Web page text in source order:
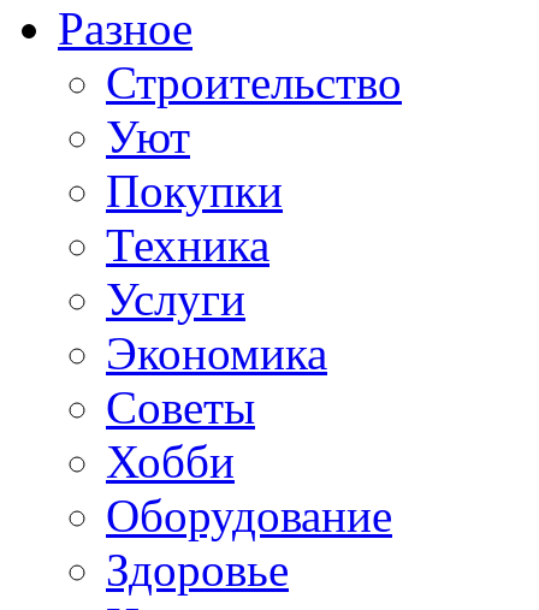
Разное
Строительство
Уют
Покупки
Техника
Услуги
Экономика
Советы
Хобби
Oборудование
Здоровье